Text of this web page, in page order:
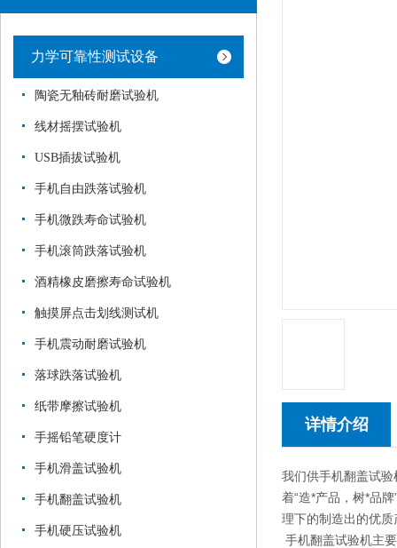
力学可靠性测试设备
陶瓷无釉砖耐磨试验机
线材摇摆试验机
USB插拔试验机
手机自由跌落试验机
手机微跌寿命试验机
手机滚筒跌落试验机
酒精橡皮磨擦寿命试验机
触摸屏点击划线测试机
手机震动耐磨试验机
落球跌落试验机
纸带摩擦试验机
手摇铅笔硬度计
手机滑盖试验机
手机翻盖试验机
手机硬压试验机
详情介绍
我们供手机翻盖试
着“造*产品，树*品
理下的制造出的优质
手机翻盖试验机主